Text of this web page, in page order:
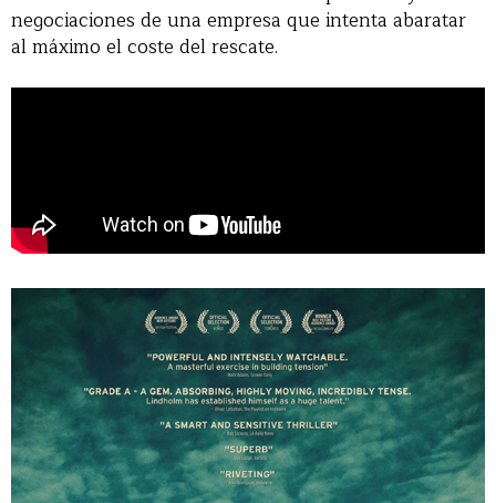
negociaciones de una empresa que intenta abaratar
al máximo el coste del rescate.